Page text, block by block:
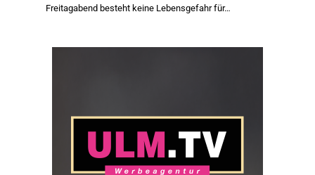
Freitagabend besteht keine Lebensgefahr für…